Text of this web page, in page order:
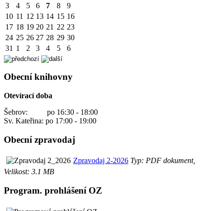
3
4 5 6 7 8
9
10 11 12 13 14 15 16
17 18 19 20 21 22 23
24 25 26 27 28 29 30
31 1 2 3 4 5 6
Obecní knihovny
Otevírací doba
Šebrov: po 16:30 - 18:00
Sv. Kateřina: po 17:00 - 19:00
Obecní zpravodaj
Zpravodaj 2-2026 Typ: PDF dokument,
Velikost: 3.1 MB
Program. prohlášení OZ